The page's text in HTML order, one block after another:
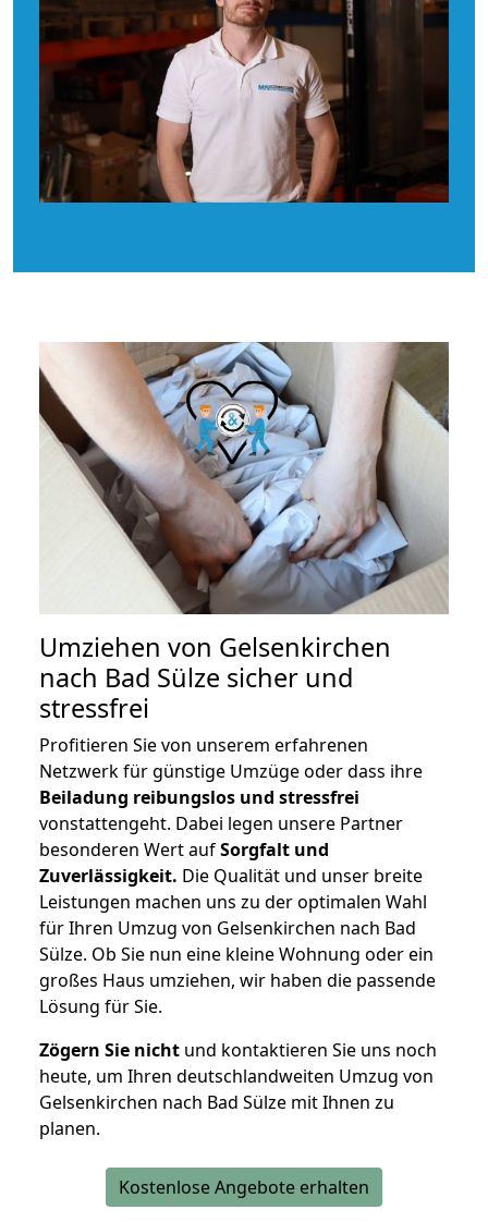
Umziehen von Gelsenkirchen
nach Bad Sülze sicher und
stressfrei
Profitieren Sie von unserem erfahrenen
Netzwerk für günstige Umzüge oder dass ihre
Beiladung reibungslos und stressfrei
vonstattengeht. Dabei legen unsere Partner
besonderen Wert aufSorgfalt und
Zuverlässigkeit. Die Qualität und unser breite
Leistungen machen uns zu der optimalen Wahl
für Ihren Umzug von Gelsenkirchen nach Bad
Sülze. Ob Sie nun eine kleine Wohnung oder ein
großes Haus umziehen, wir haben die passende
Lösung für Sie.
Zögern Sie nicht und kontaktieren Sie uns noch
heute, um Ihren deutschlandweiten Umzug von
Gelsenkirchen nach Bad Sülze mit Ihnen zu
planen.
Kostenlose Angebote erhalten